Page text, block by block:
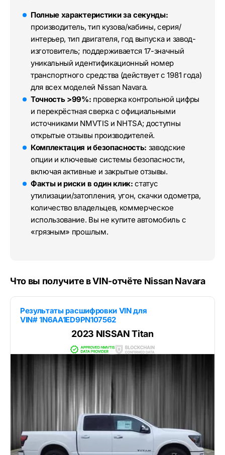
Полные характеристики за секунды:
производитель, тип кузова/кабины, серия/
интерьер, тип двигателя, год выпуска и завод-
изготовитель; поддерживается 17-значный
уникальный идентификационный номер
транспортного средства (действует с 1981 года)
для всех моделей Nissan Navara.
Точность >99%: проверка контрольной цифры
и перекрёстная сверка с официальными
источниками NMVTIS и NHTSA; доступны
открытые отзывы производителей.
Комплектация и безопасность: заводские
опции и ключевые системы безопасности,
включая активные и закрытые отзывы.
Факты и риски в один клик: статус
утилизации/затопления, угон, скачки одометра,
количество владельцев, коммерческое
использование. Вы не купите автомобиль с
«грязным» прошлым.
Что вы получите в VIN-отчёте Nissan Navara
Результаты расшифровки VIN для
VIN# 1N6AA1ED9PN107562
2023 NISSAN Titan